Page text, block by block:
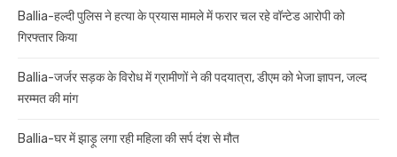
Ballia-हल्दी पुलिस ने हत्या के प्रयास मामले में फरार चल रहे वॉन्टेड आरोपी को
गिरफ्तार किया
Ballia-जर्जर सड़क के विरोध में ग्रामीणों ने की पदयात्रा, डीएम को भेजा ज्ञापन, जल्द
मरम्मत की मांग
Ballia-घर में झाड़ू लगा रही महिला की सर्प दंश से मौत